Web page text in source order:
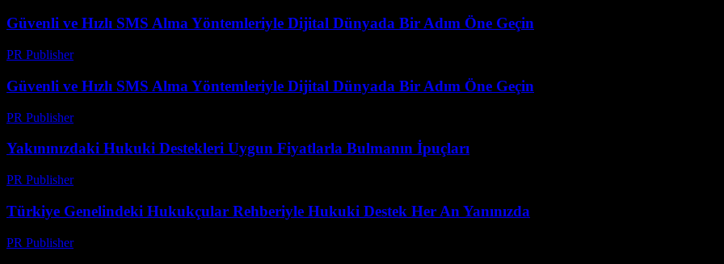
Güvenli ve Hızlı SMS Alma Yöntemleriyle Dijital Dünyada Bir Adım Öne Geçin
PR Publisher-
Güvenli ve Hızlı SMS Alma Yöntemleriyle Dijital Dünyada Bir Adım Öne Geçin
PR Publisher-
Yakınınızdaki Hukuki Destekleri Uygun Fiyatlarla Bulmanın İpuçları
PR Publisher-
Türkiye Genelindeki Hukukçular Rehberiyle Hukuki Destek Her An Yanınızda
PR Publisher-